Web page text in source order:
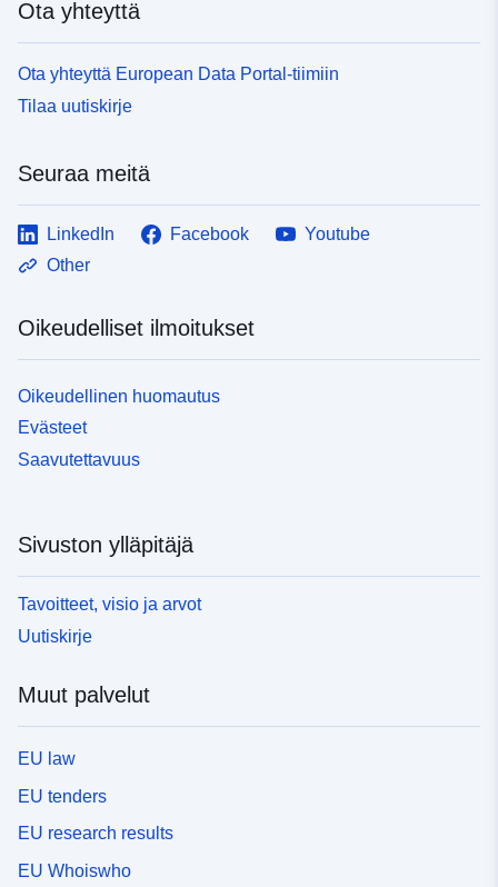
Ota yhteyttä
Ota yhteyttä European Data Portal-tiimiin
Tilaa uutiskirje
Seuraa meitä
LinkedIn Facebook
Youtube
Other
Oikeudelliset ilmoitukset
Oikeudellinen huomautus
Evästeet
Saavutettavuus
Sivuston ylläpitäjä
Tavoitteet, visio ja arvot
Uutiskirje
Muut palvelut
EU law
EU tenders
EU research results
EU Whoiswho